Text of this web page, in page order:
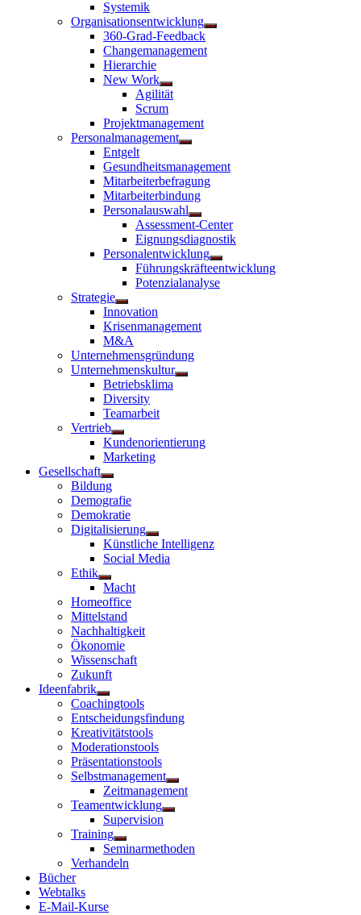
Systemik
Organisationsentwicklung
Untermenü
360-Grad-Feedback
Changemanagement
Hierarchie
New Work
Untermenü
anzeigen
Agilität
Scrum
Projektmanagement
Personalmanagement
Untermenü
Entgelt
Gesundheitsmanagement
Mitarbeiterbefragung
Mitarbeiterbindung
Personalauswahl
Untermenü
anzeigen
Assessment-Center
Eignungsdiagnostik
Personalentwicklung
Untermenü
anzeigen
Führungskräfteentwicklung
Potenzialanalyse
Strategie
Untermenü
anzeigen
Innovation
Krisenmanagement
M&A
Unternehmensgründung
Unternehmenskultur
Untermenü
Betriebsklima
Diversity
Teamarbeit
Vertrieb
Untermenü
anzeigen
Kundenorientierung
Marketing
Gesellschaft
Untermenü
anzeigen
Bildung
Demografie
Demokratie
Digitalisierung
Untermenü
anzeigen
Künstliche Intelligenz
Social Media
Ethik
Untermenü
anzeigen
Macht
Homeoffice
Mittelstand
Nachhaltigkeit
Ökonomie
Wissenschaft
Zukunft
Ideenfabrik
Untermenü
anzeigen
Coachingtools
Entscheidungsfindung
Kreativitätstools
Moderationstools
Präsentationstools
Selbstmanagement
Untermenü
anzeigen
Zeitmanagement
Teamentwicklung
Untermenü
Supervision
Training
Untermenü
anzeigen
Seminarmethoden
Verhandeln
Bücher
Webtalks
E-Mail-Kurse